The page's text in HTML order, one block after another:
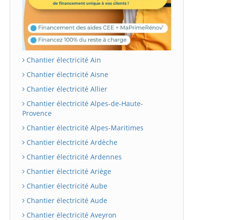
Chantier électricité Ain
Chantier électricité Aisne
Chantier électricité Allier
Chantier électricité Alpes-de-Haute-
Provence
Chantier électricité Alpes-Maritimes
Chantier électricité Ardèche
Chantier électricité Ardennes
Chantier électricité Ariège
Chantier électricité Aube
Chantier électricité Aude
Chantier électricité Aveyron